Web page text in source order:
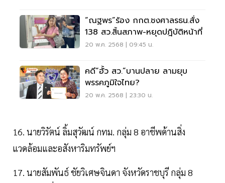
“ณฐพร”ร้อง กกต.ชงศาลรธน.สั่ง
138 สว.สิ้นสภาพ-หยุดปฎิบัติหน้าที่
20 พ.ค. 2568 | 09:45 น.
คดี“ฮั้ว สว.”บานปลาย ลามยุบ
พรรคภูมิใจไทย?
20 พ.ค. 2568 | 23:30 น.
16. นายวิรัตน์ ลิ้มสุวัฒน์ กทม. กลุ่ม 8 อาชีพด้านสิ่ง
แวดล้อมและอสังหาริมทรัพย์ฯ
17. นายสัมพันธ์ ชัยวิเศษจินดา จังหวัดราชบุรี กลุ่ม 8